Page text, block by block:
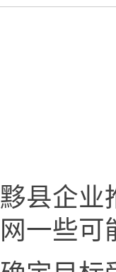
黟县企业
网一些可